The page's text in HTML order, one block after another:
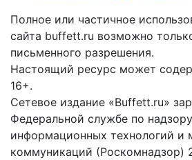
Полное или частичное
сайта buffett.ru возможно
письменного разрешения.
Настоящий ресурс может
16+.
Сетевое издание «Buffett.ru»
Федеральной службе по
информационных технологий и
коммуникаций (Роскомнадзор)